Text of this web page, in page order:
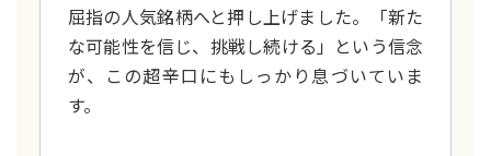
屈指の人気銘柄へと押し上げました。「新た
な可能性を信じ、挑戦し続ける」という信念
が、この超辛口にもしっかり息づいていま
す。